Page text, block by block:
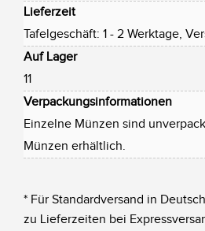
Lieferzeit
Tafelgeschäft: 1 - 2 Werktage,
Auf Lager
11
Verpackungsinformationen
Einzelne Münzen sind
Münzen erhältlich.
* Für Standardversand in
zu Lieferzeiten bei